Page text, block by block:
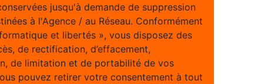
jusqu'à demande de suppression
à l'Agence / au Réseau. Conformément
et libertés », vous disposez des
de rectification, d’effacement,
de limitation et de portabilité de vos
pouvez retirer votre consentement à tout